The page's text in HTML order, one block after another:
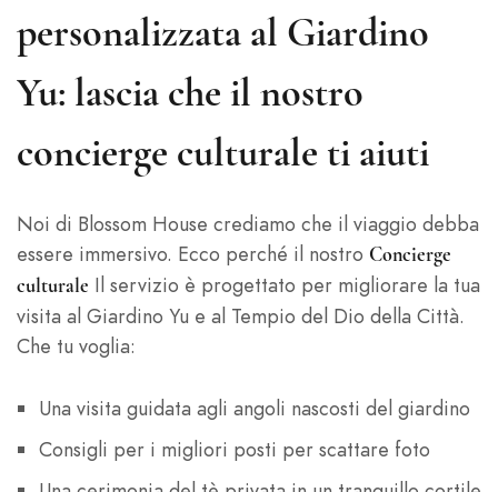
personalizzata al Giardino
Yu: lascia che il nostro
concierge culturale ti aiuti
Noi di Blossom House crediamo che il viaggio debba
essere immersivo. Ecco perché il nostro Concierge
culturale Il servizio è progettato per migliorare la tua
visita al Giardino Yu e al Tempio del Dio della Città.
Che tu voglia:
Una visita guidata agli angoli nascosti del giardino
Consigli per i migliori posti per scattare foto